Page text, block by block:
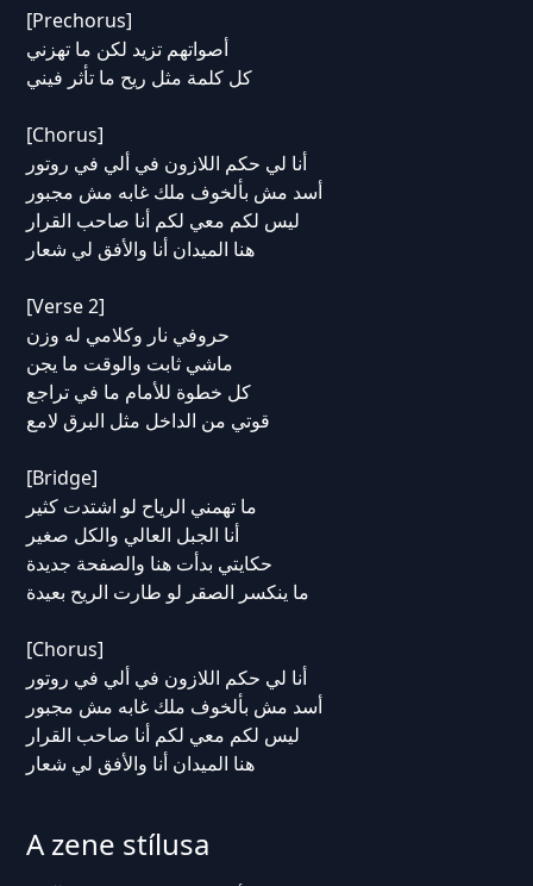
[Prechorus]
أصواتهم تزيد لكن ما تهزني
كل كلمة مثل ريح ما تأثر فيني
[Chorus]
أنا لي حكم اللازون في ألي في روتور
أسد مش بألخوف ملك غابه مش مجبور
ليس لكم معي لكم أنا صاحب القرار
هنا الميدان أنا والأفق لي شعار
[Verse 2]
حروفي نار وكلامي له وزن
ماشي ثابت والوقت ما يجن
كل خطوة للأمام ما في تراجع
قوتي من الداخل مثل البرق لامع
[Bridge]
ما تهمني الرياح لو اشتدت كثير
أنا الجبل العالي والكل صغير
حكايتي بدأت هنا والصفحة جديدة
ما ينكسر الصقر لو طارت الريح بعيدة
[Chorus]
أنا لي حكم اللازون في ألي في روتور
أسد مش بألخوف ملك غابه مش مجبور
ليس لكم معي لكم أنا صاحب القرار
هنا الميدان أنا والأفق لي شعار
A zene stílusa